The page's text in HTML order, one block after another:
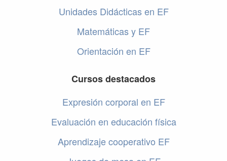
Unidades Didácticas en EF
Matemáticas y EF
Orientación en EF
Cursos destacados
Expresión corporal en EF
Evaluación en educación física
Aprendizaje cooperativo EF